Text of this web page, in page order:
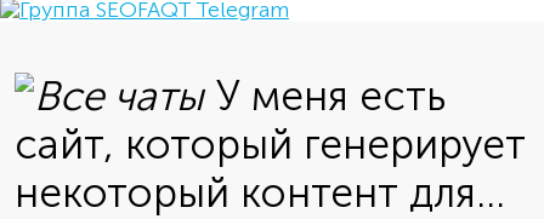
У меня есть
сайт, который генерирует
некоторый контент для...